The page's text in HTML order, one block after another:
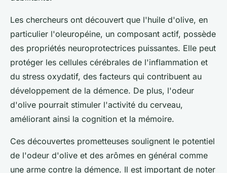
Les chercheurs ont découvert que l'huile d'olive, en
particulier l'oleuropéine, un composant actif, possède
des propriétés neuroprotectrices puissantes. Elle peut
protéger les cellules cérébrales de l'inflammation et
du stress oxydatif, des facteurs qui contribuent au
développement de la démence. De plus, l'odeur
d'olive pourrait stimuler l'activité du cerveau,
améliorant ainsi la cognition et la mémoire.
Ces découvertes prometteuses soulignent le potentiel
de l'odeur d'olive et des arômes en général comme
une arme contre la démence. Il est important de noter